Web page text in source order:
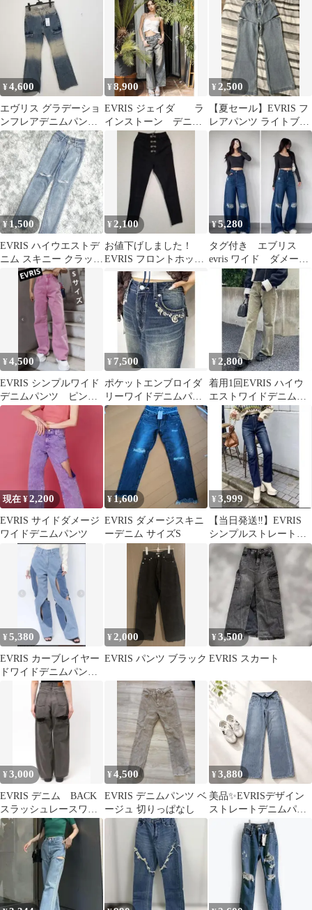
¥4,600
エヴリス グラデーショ
ンフレアデニムパンツ
46
¥8,900
EVRIS ジェイダ ラ
インストーン デニ
ム パンツ
¥ 2,500
【夏セール】EVRIS フ
レアパンツ ライトブル
ー ユニークカッティン
¥ 1,500
EVRIS ハイウエストデ
ニム スキニー クラッシ
ュ 膝ダメージ ブルー S
¥ 2,100
お値下げしました！
EVRIS フロントホック
スキニーデニムパンツ
ブラック
¥5,280
タグ付き エブリス
evris ワイド ダメー
ジ インディゴ ハイ
ウエスト
¥4,500
EVRIS シンプルワイド
デニムパンツ ピン
ク Sサイズ
¥ 7,500
ポケットエンブロイダ
リーワイドデニムパン
ツ
¥ 2,800
着用1回EVRIS ハイウ
エストワイドデニムパ
ンツ カーキ Mサイズ
現在 ¥2,200
EVRIS サイドダメージ
ワイドデニムパンツ
¥ 1,600
EVRIS ダメージスキニ
ーデニム サイズS
¥ 3,999
【当日発送‼️】EVRIS
シンプルストレートデ
ニムパンツ Sサイズ
インディゴ
¥5,380
EVRIS カーブレイヤー
ドワイドデニムパンツ
Sサイズ
¥ 2,000
EVRIS パンツ ブラック
¥3,500
EVRIS スカート
¥3,000
EVRIS デニム BACK
スラッシュレースワイ
ドデニムパンツ M
¥4,500
EVRIS デニムパンツ ベ
ージュ 切りっぱなし
¥3,880
美品✨EVRISデザイン
ストレートデニムパン
ツ M ライトブルー